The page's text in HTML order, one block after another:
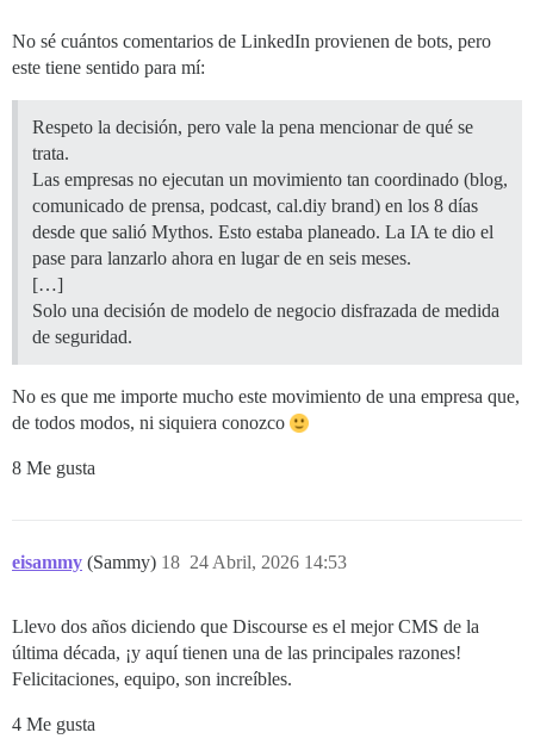
No sé cuántos comentarios de LinkedIn provienen de bots, pero
este tiene sentido para mí:
Respeto la decisión, pero vale la pena mencionar de qué se
trata.
Las empresas no ejecutan un movimiento tan coordinado (blog,
comunicado de prensa, podcast, cal.diy brand) en los 8 días
desde que salió Mythos. Esto estaba planeado. La IA te dio el
pase para lanzarlo ahora en lugar de en seis meses.
[…]
Solo una decisión de modelo de negocio disfrazada de medida
de seguridad.
No es que me importe mucho este movimiento de una empresa que,
de todos modos, ni siquiera conozco
8 Me gusta
eisammy (Sammy) 24 Abril, 2026 14:53
18
Llevo dos años diciendo que Discourse es el mejor CMS de la
última década, ¡y aquí tienen una de las principales razones!
Felicitaciones, equipo, son increíbles.
4 Me gusta